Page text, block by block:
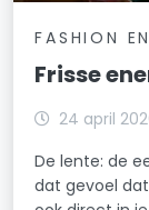
FASHION
Frisse
24 april
De lente: de
dat gevoel